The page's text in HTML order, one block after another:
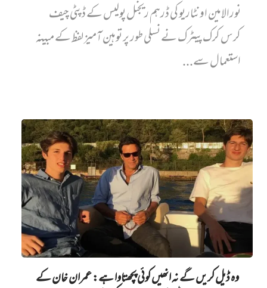
نورالامین اونٹاریو کی ڈرہم ریجنل پولیس کے ڈپٹی چیف
کرس کرک پیٹرک نے نسلی طور پر توہین آمیز لفظ کے مبینہ
استعمال سے...
وہ ڈیل کریں گے نہ انھیں کوئی پچھتاوا ہے: عمران خان کے